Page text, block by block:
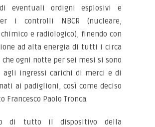
eventuali ordigni esplosivi e
i controlli NBCR (nucleare,
e radiologico), finendo con
ad alta energia di tutti i circa
che ogni notte per sei mesi si sono
agli ingressi carichi di merci e di
ai padiglioni, così come deciso
Francesco Paolo Tronca.
di tutto il dispositivo della